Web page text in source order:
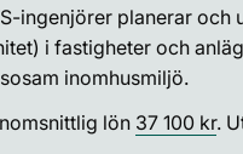
ingenjörer planerar och
i fastigheter och
inomhusmiljö.
lön 37 100 kr.